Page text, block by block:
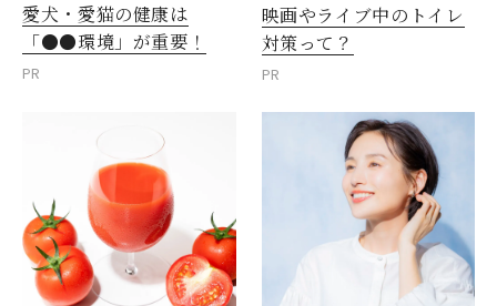
愛犬・愛猫の健康は
「●●環境」が重要！
PR
映画やライブ中のトイレ
対策って？
PR
閉じる